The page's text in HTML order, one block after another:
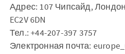
Адрес: 107 Чипсайд,
EC2V 6DN
Тел.: +44-207-397 3757
Электронная почта: